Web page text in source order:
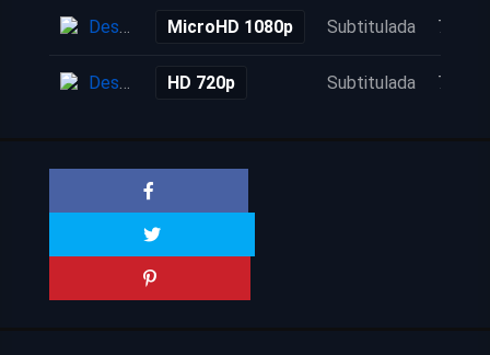
Descarga MicroHD 1080p Subtitulada 7 años
Descarga HD 720p Subtitulada 7 años